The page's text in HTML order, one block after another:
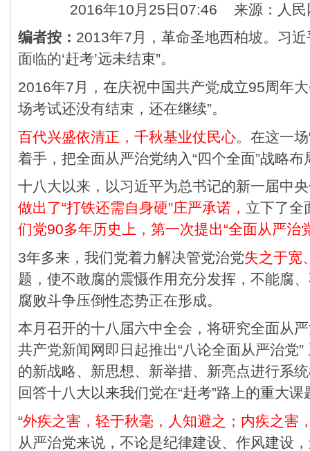
2016年10月25日07:46 来源：人民
编者按： 2013年7月，革命圣地西柏坡。习
面临的‘赶考’远未结束”。
2016年7月，在庆祝中国共产党成立95周年
场考试还没有结束，还在继续”。
百代兴盛依清正，千秋基业仗民心。在这一
着手，把全面从严治党纳入“四个全面”战略布
十八大以来，以习近平为总书记的新一届中
做出了“打铁还需自身硬”庄严承诺， 立下了全
们党90多年历史上，第一次提出“全面从严治
3年多来，我们党着力解决管党治党失之于宽
题，使不敢腐的震慑作用充分发挥，不能腐
腐败斗争压倒性态势正在形成。
本月召开的十八届六中全会，将研究全面从
共产党新闻网即日起推出“八论全面从严治党
的新战略、新思想、新举措、新亮点进行系
回答十八大以来我们党在“赶考”路上的重大课
“外疾之害，轻于秋毫，人知避之；内疾之害
从严治党来说，不论是纪律建设、作风建设